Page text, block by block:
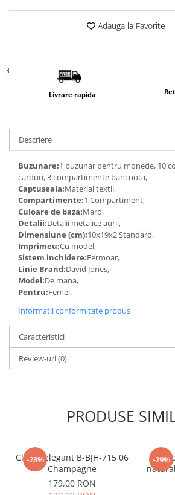
Adauga la Favorite
Livrare rapida
Descriere
Buzunare:1 buzunar pentru monede, 10
carduri, 3 compartimente bancnota,
Captuseala:Material textil,
Compartimente:1 Compartiment,
Culoare de baza:Maro,
Detalii:Detalii metalice aurii,
Dimensiune (cm):10x19x2 Standard,
Imprimeu:Cu model,
Sistem inchidere:Fermoar,
Linie Brand:David Jones,
Model:De mana,
Pentru:Femei.
Informatii conformitate produs
Caracteristici
Review-uri(0)
PRODUSE
-28%
Clutch elegant B-BJH-715 06
Champagne
179,00 RON
-29%